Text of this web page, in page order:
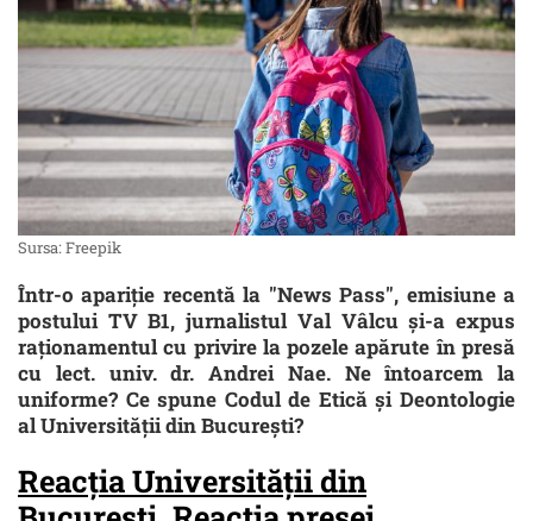
Sursa: Freepik
Într-o apariție recentă la "News Pass", emisiune a
postului TV B1, jurnalistul Val Vâlcu și-a expus
raționamentul cu privire la pozele apărute în presă
cu lect. univ. dr. Andrei Nae. Ne întoarcem la
uniforme? Ce spune Codul de Etică și Deontologie
al Universității din București?
Reacția Universității din